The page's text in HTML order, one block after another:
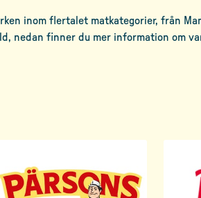
inom flertalet matkategorier, från
nedan finner du mer information om